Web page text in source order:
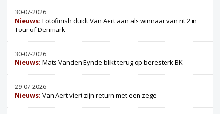
30-07-2026
Nieuws: Fotofinish duidt Van Aert aan als winnaar van rit 2 in
Tour of Denmark
30-07-2026
Nieuws: Mats Vanden Eynde blikt terug op beresterk BK
29-07-2026
Nieuws: Van Aert viert zijn return met een zege